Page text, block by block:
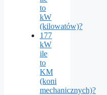
to
kW
(kilowatów)?
177
kW
ile
to
KM
(koni
mechanicznych)?